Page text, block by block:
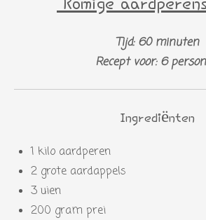
Romige
Tijd: 60 minuten
Recept voor: 6
Ingrediënten
1 kilo aardperen
2 grote aardappels
3 uien
200 gram prei